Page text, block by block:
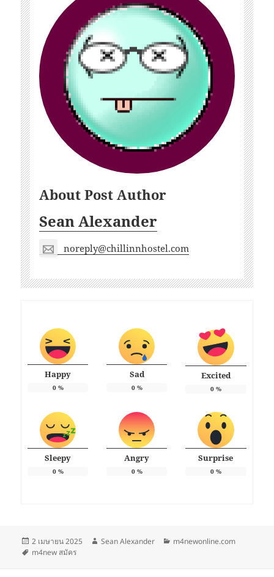
About Post Author
Sean Alexander
noreply@chillinnhostel.com
Happy
0%
Sad
0%
Excited
0%
Sleepy
0%
Angry
0%
Surprise
0%
เขียน
เมื่อ
2 เมษายน 2025
ผู้
Sean Alexander
หมวด
m4newonline.com
ป้าย
m4new สมัคร